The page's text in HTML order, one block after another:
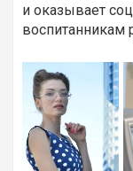
и оказывает
воспитанникам